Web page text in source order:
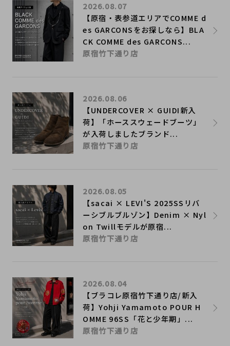
【原宿・表参道エリアでCOMME d
es GARCONSをお探しなら】BLA
CK COMME des GARCONS...
2026.08.07
原宿竹下通り店
【UNDERCOVER × GUIDI新入
荷】「ホーススウェードブーツ」
が入荷しましたブランド...
2026.08.06
原宿竹下通り店
【sacai × LEVI'S 2025SSリバ
ーシブルブルゾン】Denim × Nyl
on Twillモデルが原宿...
2026.08.05
原宿竹下通り店
【ブラコレ原宿竹下通り店/新入
荷】Yohji Yamamoto POUR H
OMME 96SS「花と少年期」...
2026.08.04
原宿竹下通り店